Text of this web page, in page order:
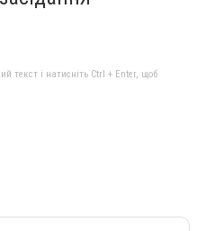
текст і натисніть Ctrl + Enter, щоб